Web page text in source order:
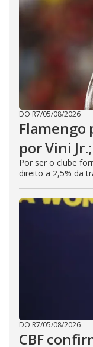
DO R7/05/08/2026
Flamengo
por Vini
Por ser o clube
direito a 2,5% da
DO R7/05/08/2026
CBF